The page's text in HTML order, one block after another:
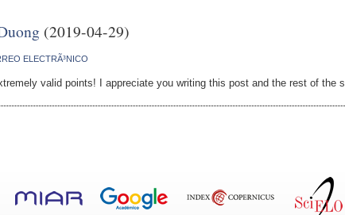
(2019-04-29)
ELECTRÃ³NICO
valid points! I appreciate you writing this post and the rest of the